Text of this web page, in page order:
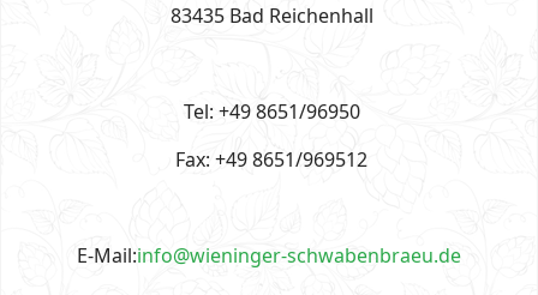
83435 Bad Reichenhall
Tel: +49 8651/96950
Fax: +49 8651/969512
E-Mail:info@wieninger-schwabenbraeu.de